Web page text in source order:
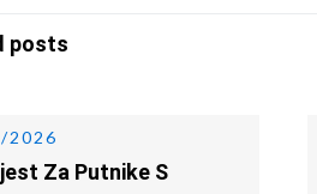
posts
2026
Za Putnike S